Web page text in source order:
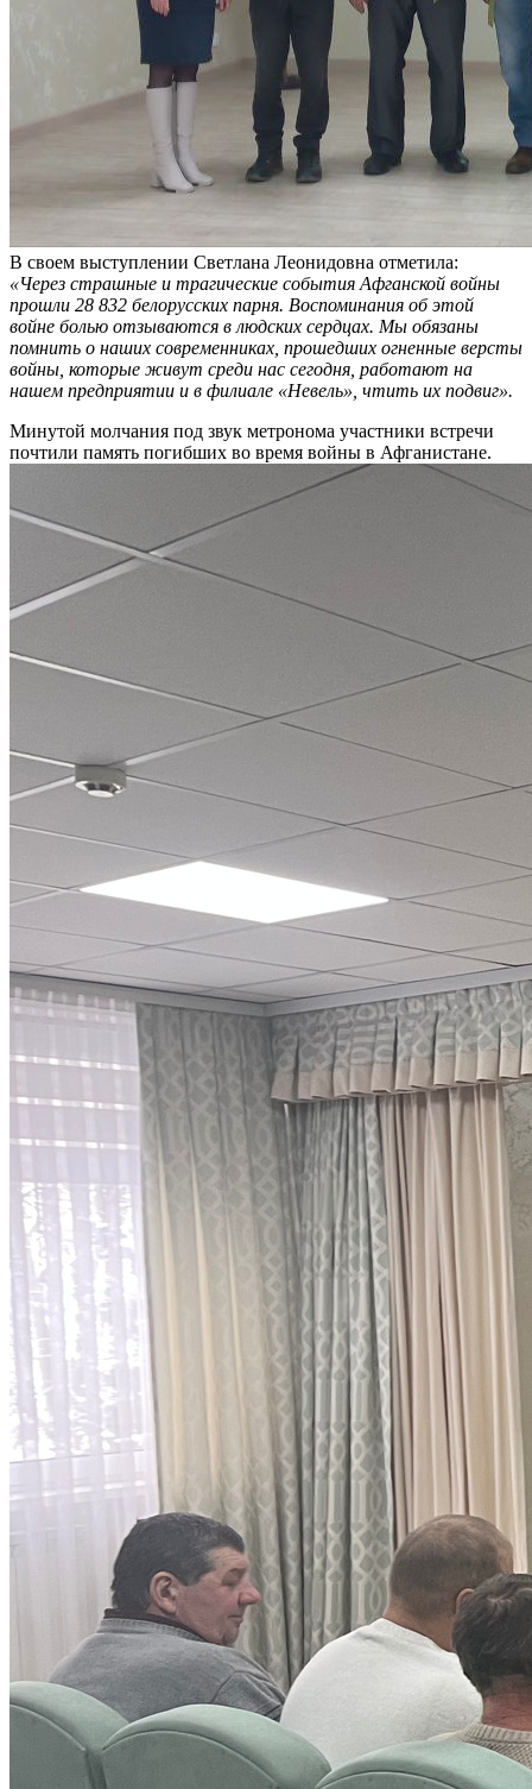
В своем выступлении Светлана Леонидовна отметила:
«Через страшные и трагические события Афганской войны
прошли 28 832 белорусских парня. Воспоминания об этой
войне болью отзываются в людских сердцах. Мы обязаны
помнить о наших современниках, прошедших огненные версты
войны, которые живут среди нас сегодня, работают на
нашем предприятии и в филиале «Невель», чтить их подвиг».
Минутой молчания под звук метронома участники встречи
почтили память погибших во время войны в Афганистане.